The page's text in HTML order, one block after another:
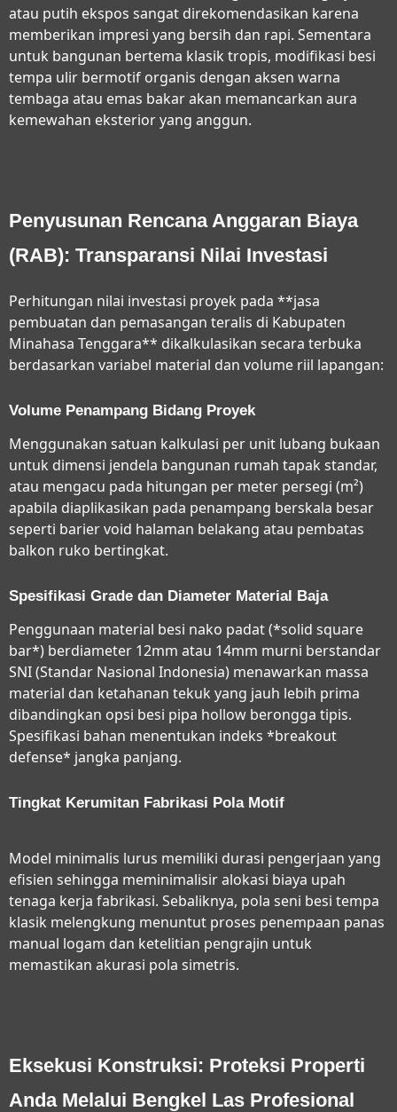
atau putih ekspos sangat direkomendasikan karena
memberikan impresi yang bersih dan rapi. Sementara
untuk bangunan bertema klasik tropis, modifikasi besi
tempa ulir bermotif organis dengan aksen warna
tembaga atau emas bakar akan memancarkan aura
kemewahan eksterior yang anggun.
Penyusunan Rencana Anggaran Biaya
(RAB): Transparansi Nilai Investasi
Perhitungan nilai investasi proyek pada **jasa
pembuatan dan pemasangan teralis di Kabupaten
Minahasa Tenggara** dikalkulasikan secara terbuka
berdasarkan variabel material dan volume riil lapangan:
Volume Penampang Bidang Proyek
Menggunakan satuan kalkulasi per unit lubang bukaan
untuk dimensi jendela bangunan rumah tapak standar,
atau mengacu pada hitungan per meter persegi (m²)
apabila diaplikasikan pada penampang berskala besar
seperti barier void halaman belakang atau pembatas
balkon ruko bertingkat.
Spesifikasi Grade dan Diameter Material Baja
Penggunaan material besi nako padat (*solid square
bar*) berdiameter 12mm atau 14mm murni berstandar
SNI (Standar Nasional Indonesia) menawarkan massa
material dan ketahanan tekuk yang jauh lebih prima
dibandingkan opsi besi pipa hollow berongga tipis.
Spesifikasi bahan menentukan indeks *breakout
defense* jangka panjang.
Tingkat Kerumitan Fabrikasi Pola Motif
Model minimalis lurus memiliki durasi pengerjaan yang
efisien sehingga meminimalisir alokasi biaya upah
tenaga kerja fabrikasi. Sebaliknya, pola seni besi tempa
klasik melengkung menuntut proses penempaan panas
manual logam dan ketelitian pengrajin untuk
memastikan akurasi pola simetris.
Eksekusi Konstruksi: Proteksi Properti
Anda Melalui Bengkel Las Profesional